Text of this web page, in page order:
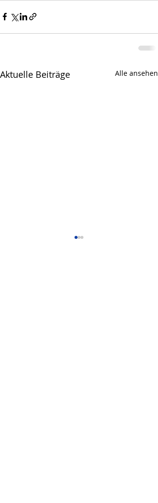
Aktuelle Beiträge Alle ansehen